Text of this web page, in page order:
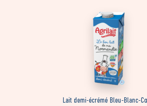
Lait demi-écrémé Bleu-Blanc-